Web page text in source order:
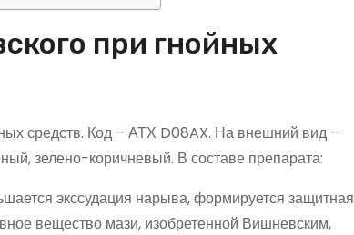
при гнойных
средств. Код – АТХ D08AX. На внешний вид –
зелено-коричневый. В составе препарата:
экссудация нарыва, формируется защитная
вещество мази, изобретенной Вишневским,